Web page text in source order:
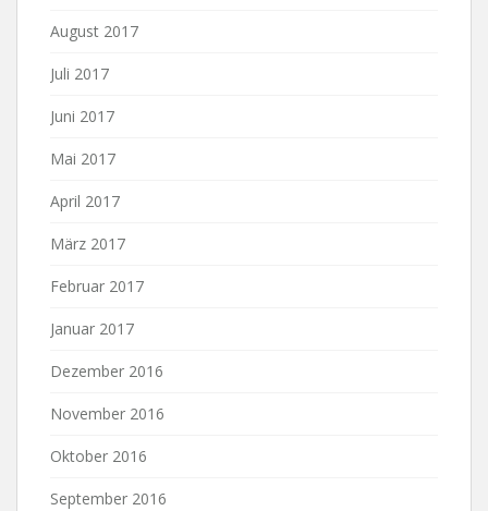
August 2017
Juli 2017
Juni 2017
Mai 2017
April 2017
März 2017
Februar 2017
Januar 2017
Dezember 2016
November 2016
Oktober 2016
September 2016